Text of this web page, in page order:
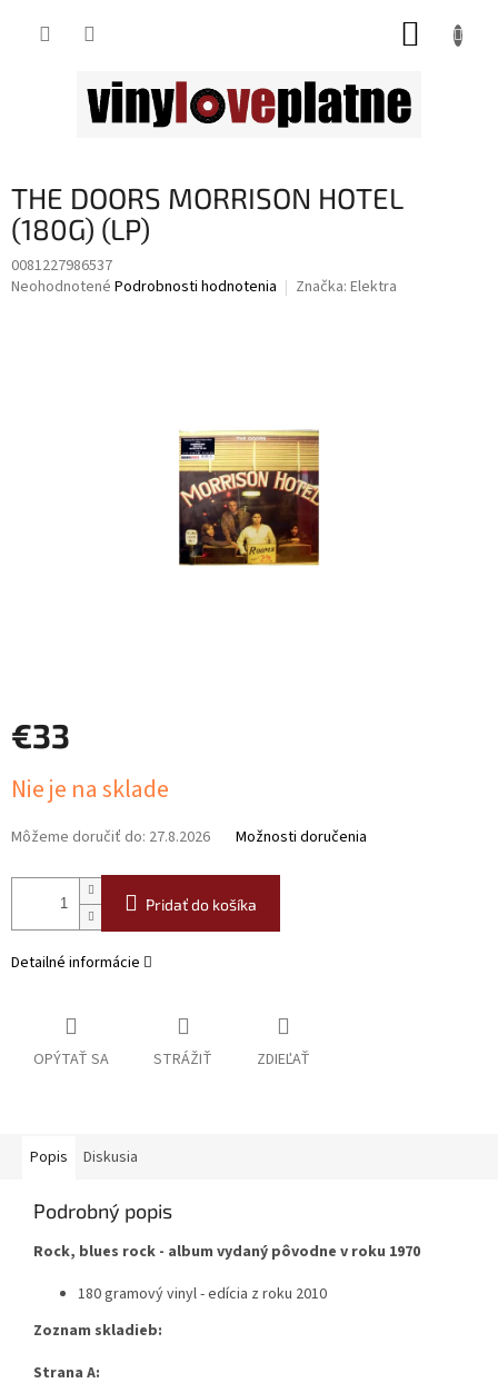
THE DOORS MORRISON HOTEL
(180G) (LP)
0081227986537
Priemerné
Neohodnotené Podrobnosti hodnotenia Značka: Elektra
€33
cena:
Nie je na sklade
Môžeme doručiť do: 27.8.2026 Možnosti doručenia
Pridať do košíka
Detailné informácie
OPÝTAŤ SA STRÁŽIŤ ZDIEĽAŤ
Popis Diskusia
Podrobný popis
Rock, blues rock - album vydaný pôvodne v roku 1970
180 gramový vinyl - edícia z roku 2010
Zoznam skladieb:
Strana A: